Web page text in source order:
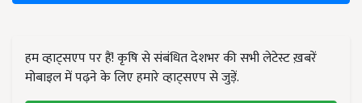
हम व्हाट्सएप पर हैं! कृषि से संबंधित देशभर की सभी लेटेस्ट ख़बरें
मोबाइल में पढ़ने के लिए हमारे व्हाट्सएप से जुड़ें.